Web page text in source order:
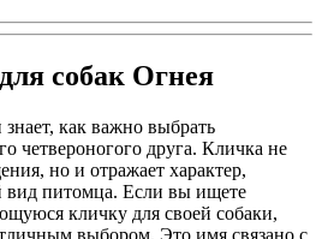
собак Огнея
как важно выбрать
четвероногого друга. Кличка не
но и отражает характер,
питомца. Если вы ищете
кличку для своей собаки,
выбором. Это имя связано с